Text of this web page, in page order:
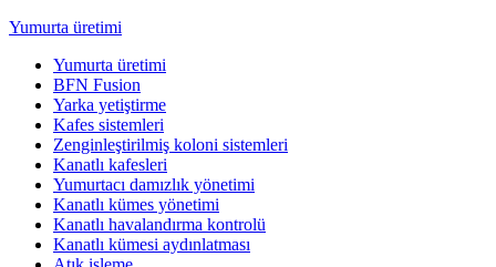
Yumurta üretimi
Yumurta üretimi
BFN Fusion
Yarka yetiştirme
Kafes sistemleri
Zenginleştirilmiş koloni sistemleri
Kanatlı kafesleri
Yumurtacı damızlık yönetimi
Kanatlı kümes yönetimi
Kanatlı havalandırma kontrolü
Kanatlı kümesi aydınlatması